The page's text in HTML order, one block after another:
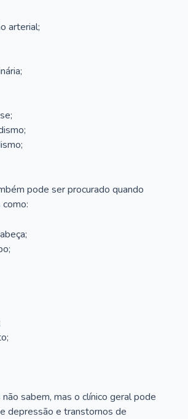
arterial;
pode ser procurado quando
sabem, mas o clínico geral pode
depressão e transtornos de